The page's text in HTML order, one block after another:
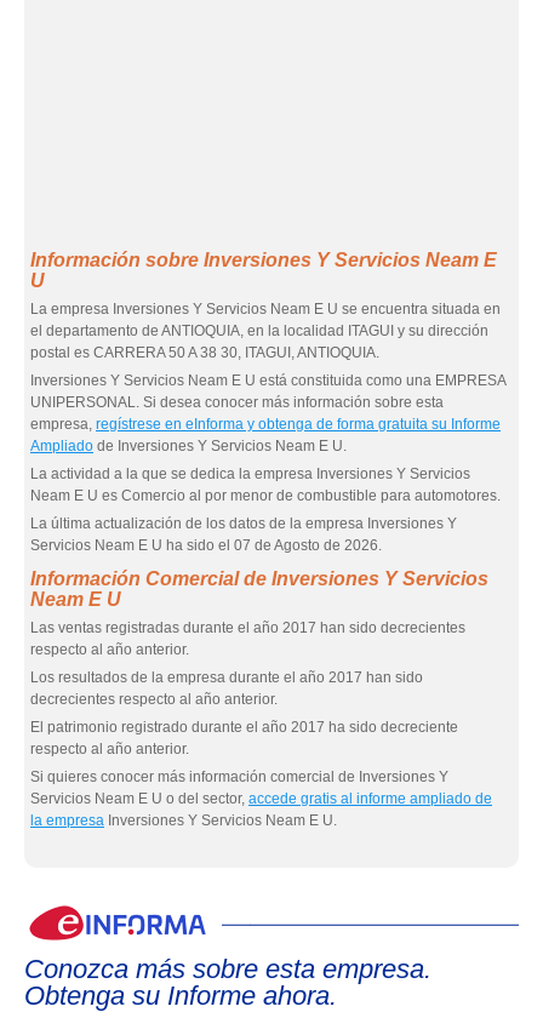
Información sobre Inversiones Y Servicios Neam E
U
La empresa Inversiones Y Servicios Neam E U se encuentra situada en
el departamento de ANTIOQUIA, en la localidad ITAGUI y su dirección
postal es CARRERA 50 A 38 30, ITAGUI, ANTIOQUIA.
Inversiones Y Servicios Neam E U está constituida como una EMPRESA
UNIPERSONAL. Si desea conocer más información sobre esta
empresa, regístrese en eInforma y obtenga de forma gratuita su Informe
Ampliado de Inversiones Y Servicios Neam E U.
La actividad a la que se dedica la empresa Inversiones Y Servicios
Neam E U es Comercio al por menor de combustible para automotores.
La última actualización de los datos de la empresa Inversiones Y
Servicios Neam E U ha sido el 07 de Agosto de 2026.
Información Comercial de Inversiones Y Servicios
Neam E U
Las ventas registradas durante el año 2017 han sido decrecientes
respecto al año anterior.
Los resultados de la empresa durante el año 2017 han sido
decrecientes respecto al año anterior.
El patrimonio registrado durante el año 2017 ha sido decreciente
respecto al año anterior.
Si quieres conocer más información comercial de Inversiones Y
Servicios Neam E U o del sector, accede gratis al informe ampliado de
la empresa Inversiones Y Servicios Neam E U.
Conozca más sobre esta empresa.
Obtenga su Informe ahora.